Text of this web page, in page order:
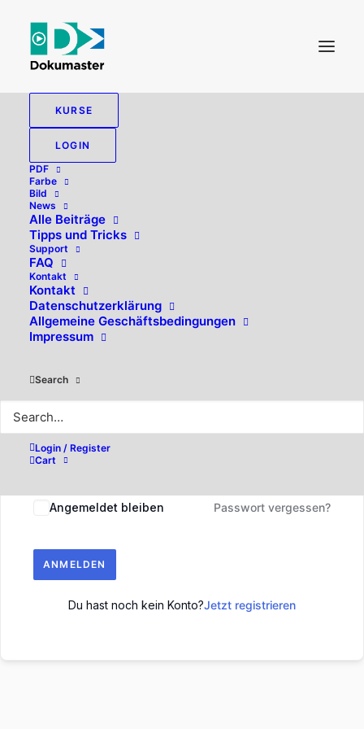
KURSE
LOGIN
PDF
Farbe
Bild
News
Alle Beiträge
Tipps und Tricks
Support
FAQ
Kontakt
Kontakt
Datenschutzerklärung
Allgemeine Geschäftsbedingungen
Impressum
Search
Login / Register
Cart
Hallo, willkommen zurück!
Angemeldet bleiben Passwort vergessen?
ANMELDEN
Du hast noch kein Konto?Jetzt registrieren